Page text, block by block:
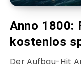
Anno 1800:
kostenlos
Der Aufbau-Hit